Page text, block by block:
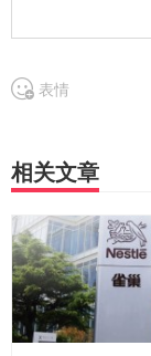
表情
相关文章